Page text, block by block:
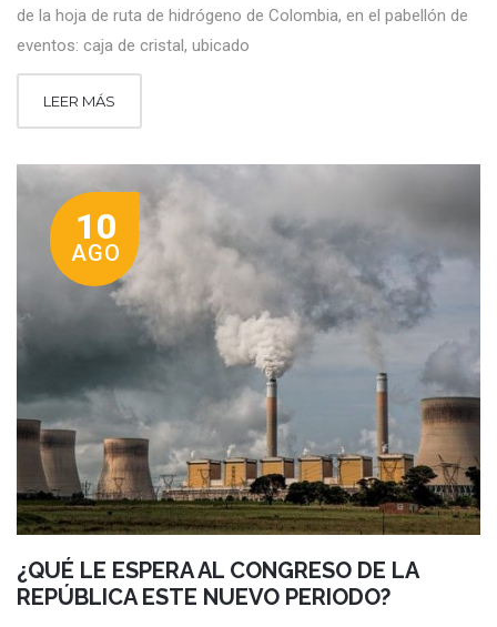
de la hoja de ruta de hidrógeno de Colombia, en el pabellón de
eventos: caja de cristal, ubicado
LEER MÁS
10
AGO
¿QUÉ LE ESPERA AL CONGRESO DE LA
REPÚBLICA ESTE NUEVO PERIODO?